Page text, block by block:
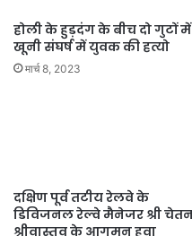
होली के हुड़दंग के बीच दो गुटों में
खूनी संघर्ष में युवक की हत्याे
मार्च 8, 2023
दक्षिण पूर्व तटीय रेलवे के
डिविजनल रेल्वे मैनेजर श्री
श्रीवास्तव के आगमन हुवा